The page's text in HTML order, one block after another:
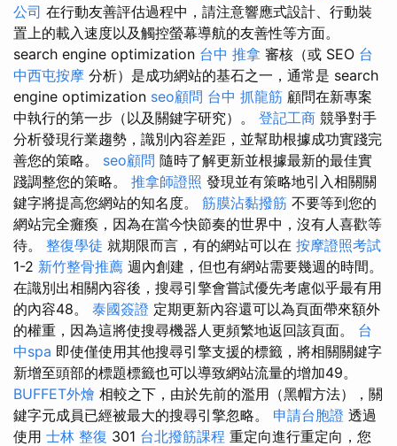
公司 在行動友善評估過程中，請注意響應式設計、行動裝
置上的載入速度以及觸控螢幕導航的友善性等方面。
search engine optimization 台中 推拿 審核（或 SEO 台
中西屯按摩 分析）是成功網站的基石之一，通常是 search
engine optimization seo顧問 台中 抓龍筋 顧問在新專案
中執行的第一步（以及關鍵字研究）。 登記工商 ‍競爭對手
分析發現行業趨勢，識別內容差距，並幫助根據成功實踐完
善您的策略。 seo顧問 隨時了解更新並根據最新的最佳實
踐調整您的策略。 推拿師證照 發現並有策略地引入相關關
鍵字將提高您網站的知名度。 筋膜沾黏撥筋 不要等到您的
網站完全癱瘓，因為在當今快節奏的世界中，沒有人喜歡等
待。 整復學徒 就期限而言，有的網站可以在 按摩證照考試
1-2 新竹整骨推薦 週內創建，但也有網站需要幾週的時間。
在識別出相關內容後，搜尋引擎會嘗試優先考慮似乎最有用
的內容48。 泰國簽證 定期更新內容還可以為頁面帶來額外
的權重，因為這將使搜尋機器人更頻繁地返回該頁面。 台
中spa 即使僅使用其他搜尋引擎支援的標籤，將相關關鍵字
新增至頭部的標題標籤也可以導致網站流量的增加49。
BUFFET外燴 相較之下，由於先前的濫用（黑帽方法），關
鍵字元成員已經被最大的搜尋引擎忽略。 申請台胞證 透過
使用 士林 整復 301 台北撥筋課程 重定向進行重定向，您